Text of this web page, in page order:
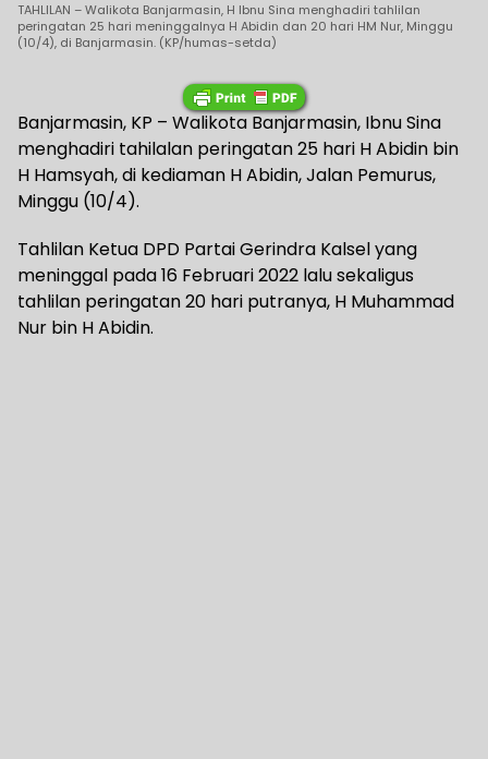
TAHLILAN – Walikota Banjarmasin, H Ibnu Sina menghadiri tahlilan
peringatan 25 hari meninggalnya H Abidin dan 20 hari HM Nur, Minggu
(10/4), di Banjarmasin. (KP/humas-setda)
Banjarmasin, KP – Walikota Banjarmasin, Ibnu Sina
menghadiri tahilalan peringatan 25 hari H Abidin bin
H Hamsyah, di kediaman H Abidin, Jalan Pemurus,
Minggu (10/4).
Tahlilan Ketua DPD Partai Gerindra Kalsel yang
meninggal pada 16 Februari 2022 lalu sekaligus
tahlilan peringatan 20 hari putranya, H Muhammad
Nur bin H Abidin.